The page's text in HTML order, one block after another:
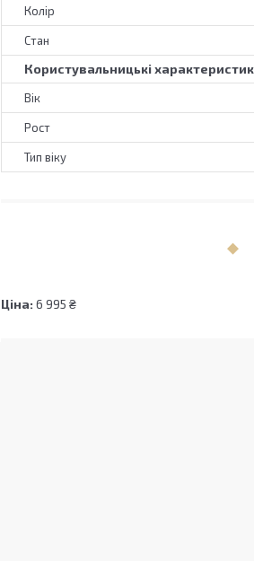
Колір
Стан
Користувальницькі
Вік
Рост
Тип віку
Ціна: 6 995 ₴